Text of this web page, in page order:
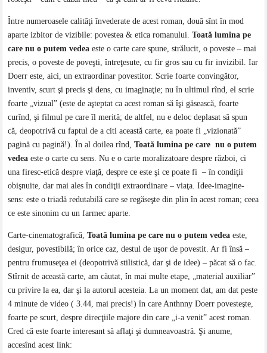
Între numeroasele calităţi învederate de acest roman, două sînt în mod
aparte izbitor de vizibile: povestea & etica romanului.Toată lumina pe
care nu o putem vedea este o carte care spune, strălucit, o poveste – mai
precis, o poveste de poveşti, întreţesute, cu fir gros sau cu fir invizibil. Iar
Doerr este, aici, un extraordinar povestitor. Scrie foarte convingător,
inventiv, scurt şi precis şi dens, cu imaginaţie; nu în ultimul rînd, el scrie
foarte „vizual” (este de aşteptat ca acest roman să îşi găsească, foarte
curînd, şi filmul pe care îl merită; de altfel, nu e deloc deplasat să spun
că, deopotrivă cu faptul de a citi această carte, ea poate fi „vizionată”
pagină cu pagină!). În al doilea rînd,Toată lumina pe care nu o putem
vedea este o carte cu sens. Nu e o carte moralizatoare despre război, ci
una firesc-etică despre viaţă, despre ce este şi ce poate fi – în condiţii
obişnuite, dar mai ales în condiţii extraordinare – viaţa. Idee-imagine-
sens: este o triadă redutabilă care se regăseşte din plin în acest roman; ceea
ce este sinonim cu un farmec aparte.
Carte-cinematografică,Toată lumina pe care nu o putem vedeaeste,
desigur, povestibilă; în orice caz, destul de uşor de povestit. Ar fi însă –
pentru frumuseţea ei (deopotrivă stilistică, dar şi de idee) – păcat să o fac.
Stîrnit de această carte, am căutat, în mai multe etape, „material auxiliar”
cu privire la ea, dar şi la autorul acesteia. La un moment dat, am dat peste
4 minute de video ( 3.44, mai precis!) în care Anthnny Doerr povesteşte,
foarte pe scurt, despre direcţiile majore din care „i-a venit” acest roman.
Cred că este foarte interesant să aflaţi şi dumneavoastră. Şi anume,
accesînd acest link: